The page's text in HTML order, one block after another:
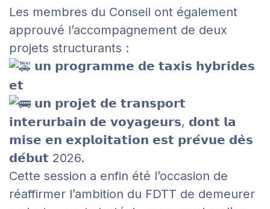
Les membres du Conseil ont également
approuvé l’accompagnement de deux
projets structurants :
𝘂𝗻 𝗽𝗿𝗼𝗴𝗿𝗮𝗺𝗺𝗲 𝗱𝗲 𝘁𝗮𝘅𝗶𝘀 𝗵𝘆𝗯𝗿𝗶𝗱𝗲𝘀
𝗲𝘁
𝘂𝗻 𝗽𝗿𝗼𝗷𝗲𝘁 𝗱𝗲 𝘁𝗿𝗮𝗻𝘀𝗽𝗼𝗿𝘁
𝗶𝗻𝘁𝗲𝗿𝘂𝗿𝗯𝗮𝗶𝗻 𝗱𝗲 𝘃𝗼𝘆𝗮𝗴𝗲𝘂𝗿𝘀, 𝗱𝗼𝗻𝘁 𝗹𝗮
𝗺𝗶𝘀𝗲 𝗲𝗻 𝗲𝘅𝗽𝗹𝗼𝗶𝘁𝗮𝘁𝗶𝗼𝗻 𝗲𝘀𝘁 𝗽𝗿𝗲́𝘃𝘂𝗲 𝗱𝗲̀𝘀
𝗱𝗲́𝗯𝘂𝘁 2026.
Cette session a enfin été l’occasion de
réaffirmer l’ambition du FDTT de demeurer